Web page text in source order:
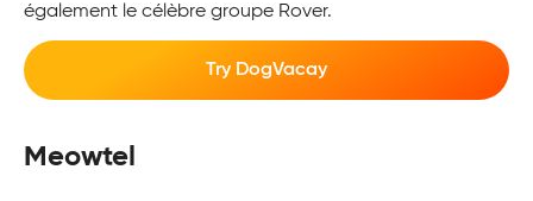
également le célèbre groupe Rover.
Try DogVacay
Meowtel